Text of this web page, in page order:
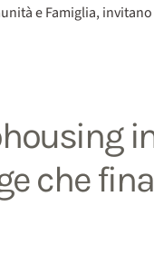
e Famiglia,
che